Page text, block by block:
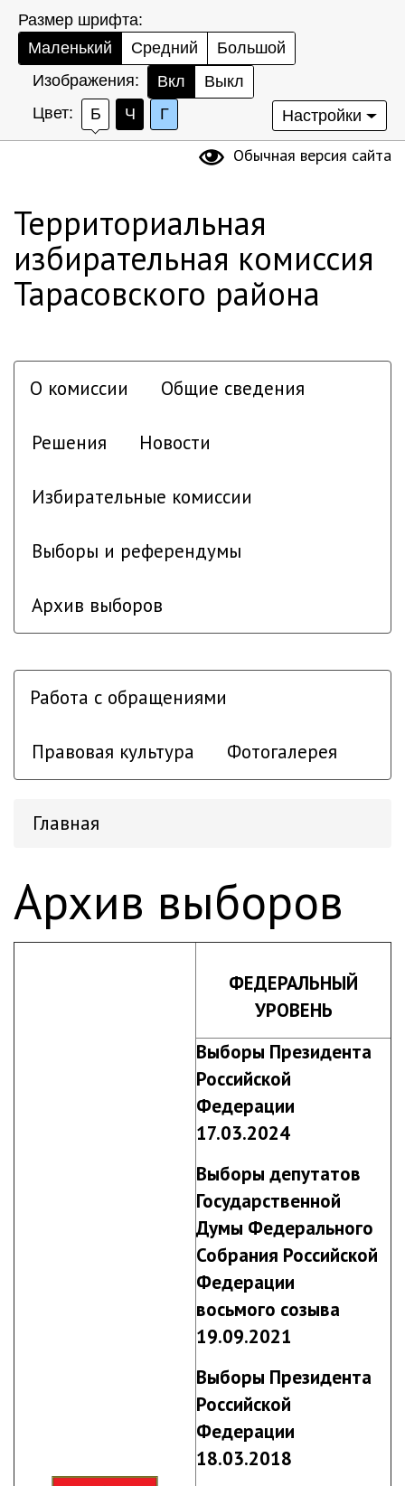
Размер шрифта:
Маленький
Средний
Большой
Изображения:
Вкл
Выкл
Цвет:
Б Ч Г Настройки
Обычная версия сайта
Территориальная
избирательная комиссия
Тарасовского района
О комиссии Общие сведения
Решения Новости
Избирательные комиссии
Выборы и референдумы
Архив выборов
Работа с обращениями
Правовая культура Фотогалерея
Главная
Архив выборов
ФЕДЕРАЛЬНЫЙ
УРОВЕНЬ
Выборы Президента
Российской
Федерации
17.03.2024
Выборы депутатов
Государственной
Думы Федерального
Собрания Российской
Федерации
восьмого созыва
19.09.2021
Выборы Президента
Российской
Федерации
18.03.2018